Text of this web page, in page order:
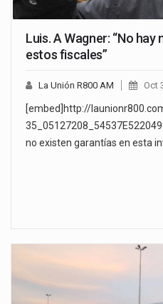
Luis. A Wagner: “No
estos fiscales”
La Unión R800 AM Oct
[embed]http://
no existen garantías en esta